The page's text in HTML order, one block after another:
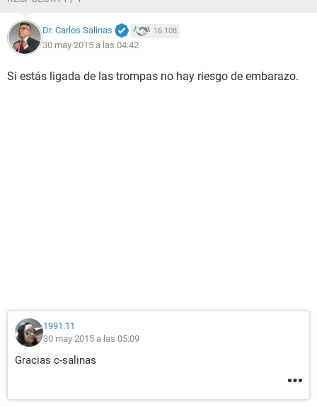
Dr. Carlos Salinas 16.108
30 may 2015 a las 04:42
Si estás ligada de las trompas no hay riesgo de embarazo.
1991.11
30 may 2015 a las 05:09
Gracias c-salinas